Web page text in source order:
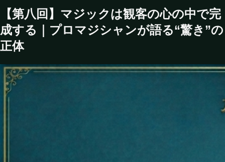
【第八回】マジックは観客の心の中で完
成する｜プロマジシャンが語る“驚き”の
正体